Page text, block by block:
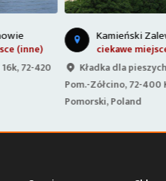
Kamieński Zalew
ciekawe miejsce (inne)
Kładka dla pieszych Kamień
Pom.-Zółcino, 72-400 Kamień
Pomorski, Poland